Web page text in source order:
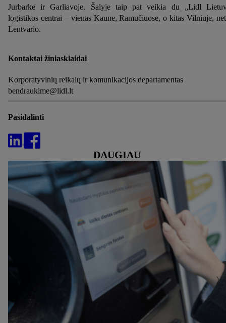
Jurbarke ir Garliavoje. Šalyje taip pat veikia du „Lidl
logistikos centrai – vienas Kaune, Ramučiuose, o kitas Vilniuje,
Lentvario.
Kontaktai žiniasklaidai
Korporatyvinių reikalų ir komunikacijos departamentas
bendraukime@lidl.lt
Pasidalinti
DAUGIAU